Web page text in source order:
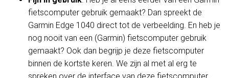
fietscomputer gebruik gemaakt? Dan spreekt de
Garmin Edge 1040 direct tot de verbeelding. En heb je
nog nooit van een (Garmin) fietscomputer gebruik
gemaakt? Ook dan begrijp je deze fietscomputer
binnen de kortste keren. We zijn al met al erg te